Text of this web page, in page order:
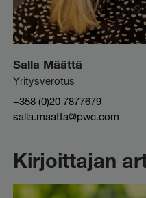
Salla Määttä
Yritysverotus
+358 (0)20 7877679
salla.maatta@pwc.com
Kirjoittajan